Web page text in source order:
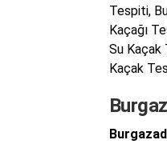
Tespiti,
Kaçağı
Su Kaçak
Kaçak